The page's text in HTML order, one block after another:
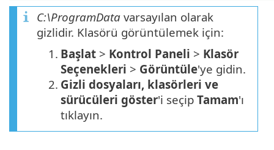
C:\ProgramData varsayılan olarak
gizlidir. Klasörü görüntülemek için:
1. Başlat > Kontrol Paneli > Klasör
Seçenekleri > Görüntüle'ye gidin.
2. Gizli dosyaları, klasörleri ve
sürücüleri göster'i seçip Tamam'ı
tıklayın.